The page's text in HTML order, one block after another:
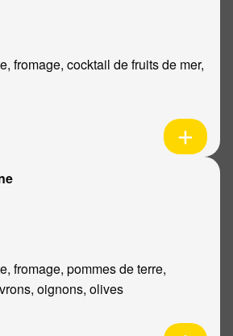
fromage, cocktail de fruits de mer,
fromage, pommes de terre,
oignons, olives